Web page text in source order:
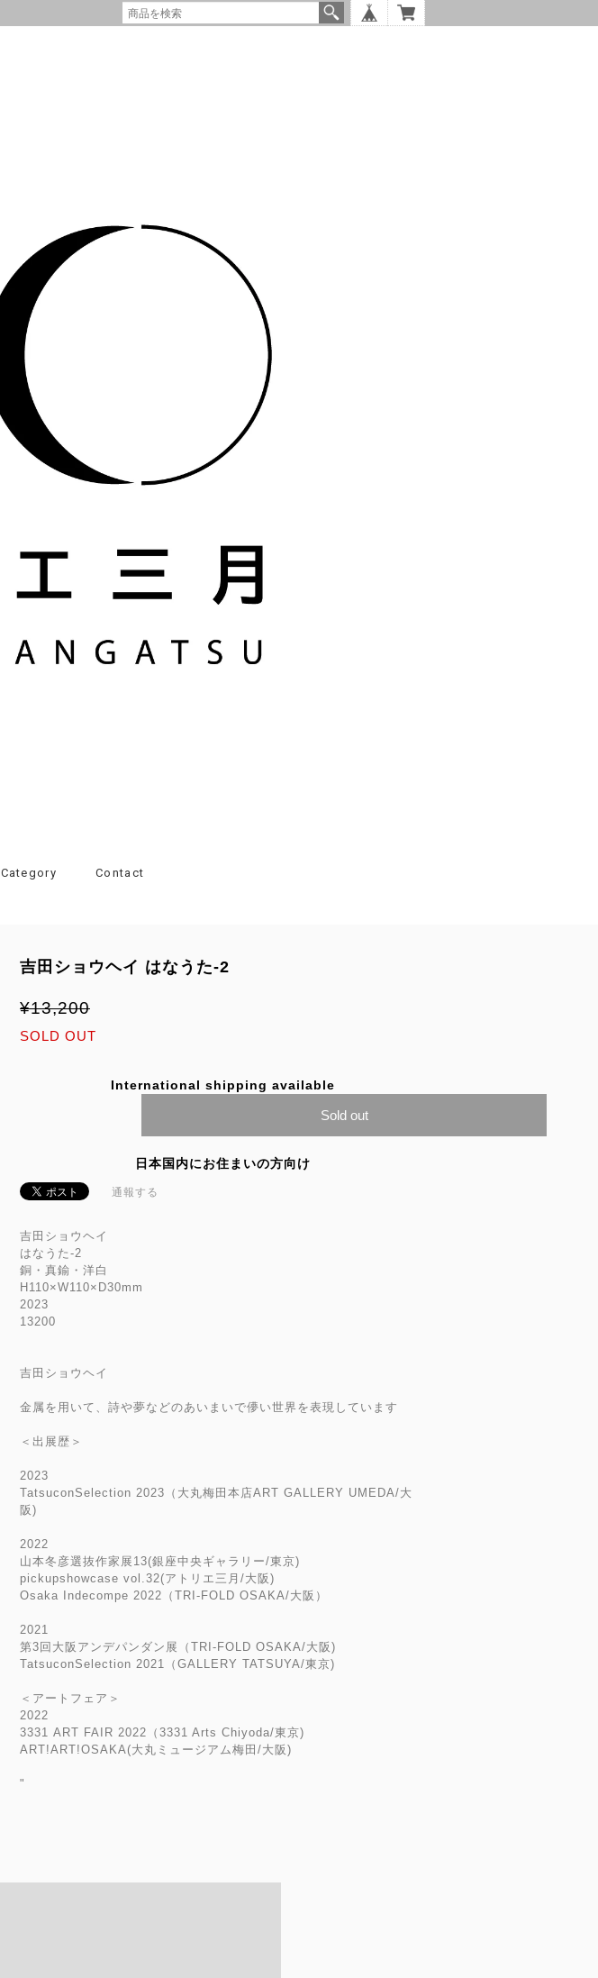
Category Contact
吉田ショウヘイ はなうた-2
¥13,200
SOLD OUT
International shipping available
Sold out
日本国内にお住まいの方向け
通報する
吉田ショウヘイ
はなうた-2
銅・真鍮・洋白
H110×W110×D30mm
2023
13200
吉田ショウヘイ
金属を用いて、詩や夢などのあいまいで儚い世界を表現しています
＜出展歴＞
2023
TatsuconSelection 2023（大丸梅田本店ART GALLERY UMEDA/大
阪)
2022
山本冬彦選抜作家展13(銀座中央ギャラリー/東京)
pickupshowcase vol.32(アトリエ三月/大阪)
Osaka Indecompe 2022（TRI-FOLD OSAKA/大阪）
2021
第3回大阪アンデパンダン展（TRI-FOLD OSAKA/大阪)
TatsuconSelection 2021（GALLERY TATSUYA/東京)
＜アートフェア＞
2022
3331 ART FAIR 2022（3331 Arts Chiyoda/東京)
ART!ART!OSAKA(大丸ミュージアム梅田/大阪)
"